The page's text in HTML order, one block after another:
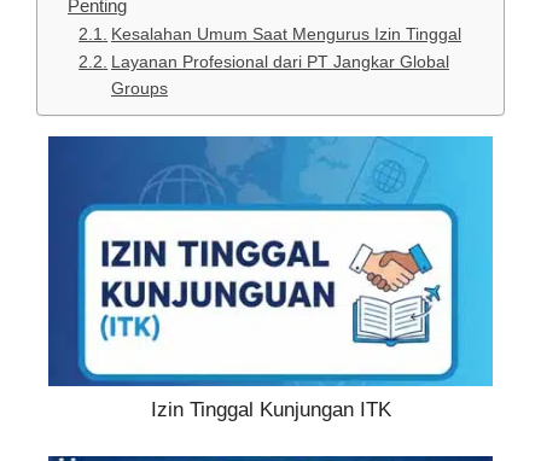
Penting
Kesalahan Umum Saat Mengurus Izin Tinggal
Layanan Profesional dari PT Jangkar Global
Groups
Izin Tinggal Kunjungan ITK